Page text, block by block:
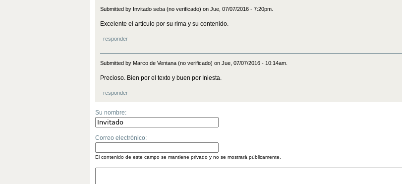
Submitted by Invitado seba (no verificado) on Jue, 07/07/2016 - 7:20pm.
Excelente el artículo por su rima y su contenido.
responder
Submitted by Marco de Ventana (no verificado) on Jue, 07/07/2016 - 10:14am.
Precioso. Bien por el texto y buen por Iniesta.
responder
Su nombre:
Correo electrónico:
El contenido de este campo se mantiene privado y no se mostrará públicamente.